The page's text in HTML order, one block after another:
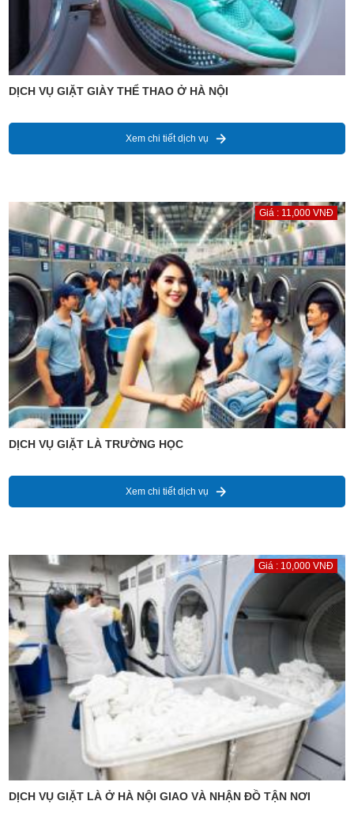
DỊCH VỤ GIẶT GIÀY THỂ THAO Ở HÀ NỘI
Xem chi tiết dịch vụ
Giá : 11,000 VNĐ
DỊCH VỤ GIẶT LÀ TRƯỜNG HỌC
Xem chi tiết dịch vụ
Giá : 10,000 VNĐ
DỊCH VỤ GIẶT LÀ Ở HÀ NỘI GIAO VÀ NHẬN ĐỒ TẬN NƠI